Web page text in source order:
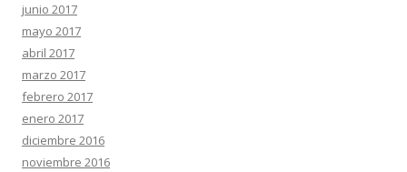
junio 2017
mayo 2017
abril 2017
marzo 2017
febrero 2017
enero 2017
diciembre 2016
noviembre 2016